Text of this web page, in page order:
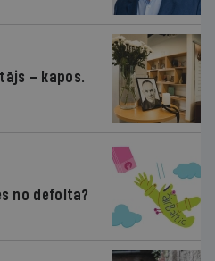
– kapos.
no defolta?